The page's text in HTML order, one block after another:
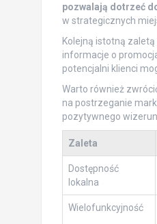
pozwalają dotrzeć
w strategicznych
Kolejną istotną
informacje o
potencjalni klienci
Warto również
na postrzeganie
pozytywnego
Zaleta
Dostępność
lokalna
Wielofunkcyjność